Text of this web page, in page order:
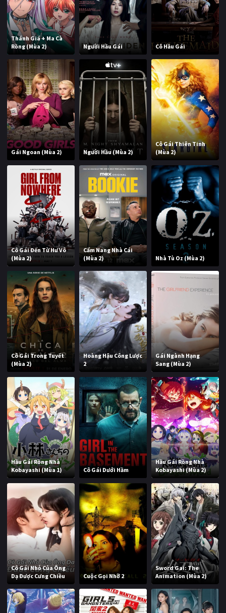
Thánh Giá + Ma Cà
Rồng (Mùa 2)
Người Hầu Gái Cô Hầu Gái
Gái Ngoan (Mùa 2) Người Hầu (Mùa 2)
Cô Gái Thiên Tinh
(Mùa 2)
Cô Gái Đến Từ Hư Vô
(Mùa 2)
Cẩm Nang Nhà Cái
(Mùa 2)
Nhà Tù Oz (Mùa 2)
Cô Gái Trong Tuyết
(Mùa 2)
Hoàng Hậu Công Lược
2
Gái Ngành Hạng
Sang (Mùa 2)
Hầu Gái Rồng Nhà
Kobayashi (Mùa 1)
Cô Gái Dưới Hầm
Hầu Gái Rồng Nhà
Kobayashi (Mùa 2)
Cô Gái Nhỏ Của Ông
Dạ Được Cưng Chiều
Cuộc Gọi Nhỡ 2
Sword Gai: The
Animation (Mùa 2)